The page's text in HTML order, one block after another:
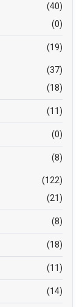
(40)
(0)
(19)
(37)
(18)
(11)
(0)
(8)
(122)
(21)
(8)
(18)
(11)
(14)